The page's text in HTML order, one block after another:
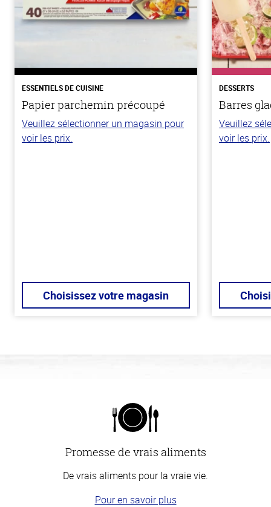
ESSENTIELS DE CUISINE
Papier parchemin précoupé
Veuillez sélectionner un magasin pour
voir les prix.
Choisissez votre magasin
DESSERTS
Barres
Veuillez
voir les prix.
Promesse de vrais aliments
De vrais aliments pour la vraie vie.
Pour en savoir plus